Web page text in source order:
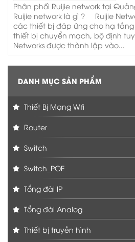
Phân phối Ruijie network tại
Ruijie network là gì ? Ruijie
các thiết bị đáp ứng cho hạ
thiết bị chuyển mạch, bộ định
Networks được thành lập vào...
DANH MỤC SẢN PHẨM
Thiết Bị Mạng Wifi
Router
Switch
Switch_POE
Tổng đài IP
Tổng đài Analog
Thiết bị truyền hình